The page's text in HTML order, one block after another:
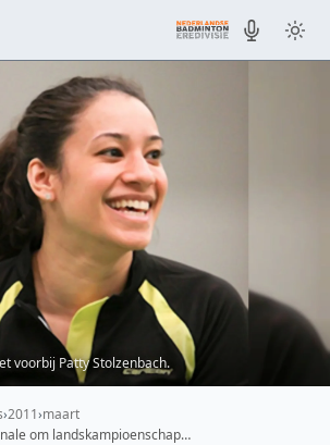
voorbij Patty Stolzenbach.
2011 maart
om landskampioenschap…